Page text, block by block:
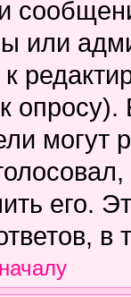
или
могут
его.
в